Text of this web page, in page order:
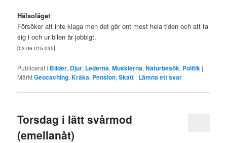
Hälsoläget:
Försöker att inte klaga men det gör ont mest hela tiden och att ta
sig i och ur bilen är jobbigt.
[03-06-015-035]
Publicerat i Bilder, Djur, Lederna,Musklerna,Naturbesök, Politik |
MärktGeocaching,Kråka, Pension,Skatt | Lämna ett svar
Torsdag i lätt svårmod
(emellanåt)